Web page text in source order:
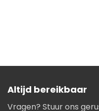
Altijd bereikbaar
Vragen? Stuur ons